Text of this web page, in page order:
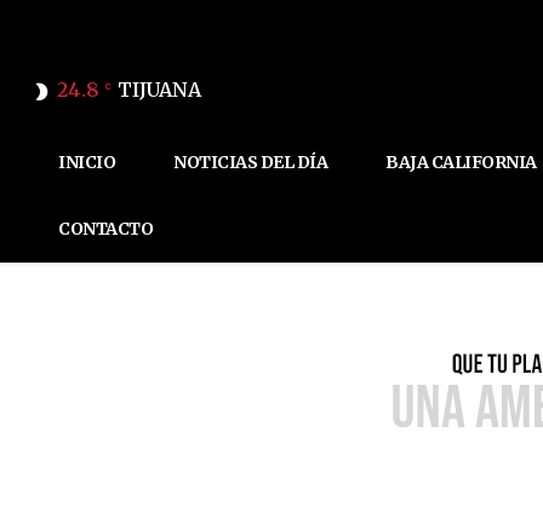
24.8 C TIJUANA
INICIO NOTICIAS DEL DÍA BAJA CALIFORNIA
CONTACTO